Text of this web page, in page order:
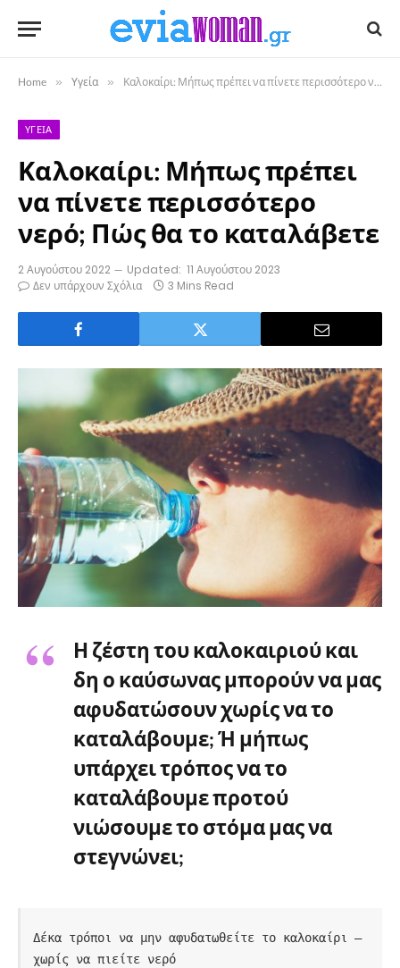
Home » Υγεία » Καλοκαίρι: Μήπως πρέπει να πίνετε περισσότερο νερό; Πώς θα το καταλάβετε
ΥΓΕΊΑ
Καλοκαίρι: Μήπως πρέπει
να πίνετε περισσότερο
νερό; Πώς θα το καταλάβετε
2 Αυγούστου 2022 Updated: 11 Αυγούστου 2023
Δεν υπάρχουν Σχόλια
3 Mins Read
Η ζέστη του καλοκαιριού και
δη ο καύσωνας μπορούν να μας
αφυδατώσουν χωρίς να το
καταλάβουμε; Ή μήπως
υπάρχει τρόπος να το
καταλάβουμε προτού
νιώσουμε το στόμα μας να
στεγνώνει;
Δέκα τρόποι να μην αφυδατωθείτε το καλοκαίρι –
χωρίς να πιείτε νερό